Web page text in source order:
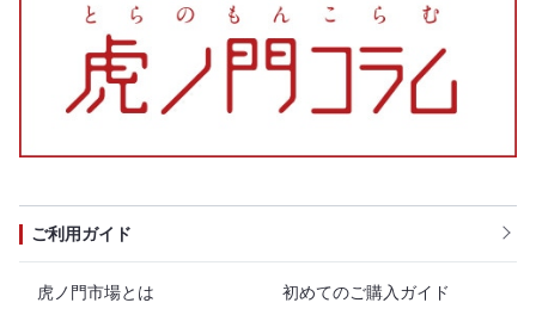
ご利用ガイド
虎ノ門市場とは
初めてのご購入ガイド